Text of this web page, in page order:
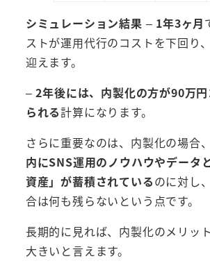
シミュレーション結果 – 1年3ヶ月
ストが運用代行のコストを下回り、
迎えます。
–2年後には、内製化の方が90万
られる計算になります。
さらに重要なのは、内製化の場合、
内にSNS運用のノウハウやデータ
資産」が蓄積されているのに対し
合は何も残らないという点です。
長期的に見れば、内製化のメリッ
大きいと言えます。